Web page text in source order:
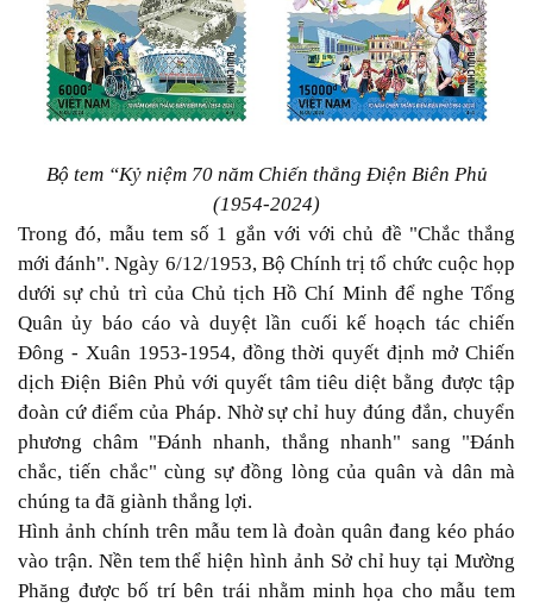
Bộ tem “Kỷ niệm 70 năm Chiến thắng Điện Biên Phủ
(1954-2024)
Trong đó, mẫu tem số 1 gắn với với chủ đề "Chắc thắng
mới đánh". Ngày 6/12/1953, Bộ Chính trị tổ chức cuộc họp
dưới sự chủ trì của Chủ tịch Hồ Chí Minh để nghe Tổng
Quân ủy báo cáo và duyệt lần cuối kế hoạch tác chiến
Đông - Xuân 1953-1954, đồng thời quyết định mở Chiến
dịch Điện Biên Phủ với quyết tâm tiêu diệt bằng được tập
đoàn cứ điểm của Pháp. Nhờ sự chỉ huy đúng đắn, chuyển
phương châm "Đánh nhanh, thắng nhanh" sang "Đánh
chắc, tiến chắc" cùng sự đồng lòng của quân và dân mà
chúng ta đã giành thắng lợi.
Hình ảnh chính trên mẫu tem là đoàn quân đang kéo pháo
vào trận. Nền tem thể hiện hình ảnh Sở chỉ huy tại Mường
Phăng được bố trí bên trái nhằm minh họa cho mẫu tem